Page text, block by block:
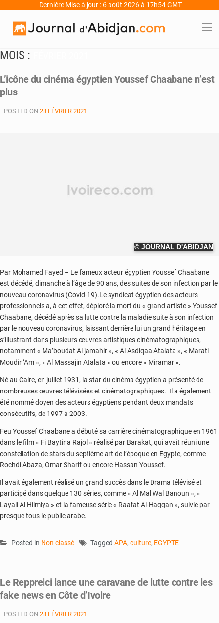
Dernière Mise à jour : 6 août 2026 à 17h54 GMT
MOIS :
L’icône du cinéma égyptien Youssef Chaabane n’est
plus
POSTED ON 28 FÉVRIER 2021
© JOURNAL D'ABIDJAN
Par Mohamed Fayed – Le fameux acteur égyptien Youssef Chaabane
est décédé, dimanche à l’âge de 90 ans, des suites de son infection par le
nouveau coronavirus (Covid-19).Le syndicat égyptien des acteurs
professionnels a, à cet effet, déploré la mort du « grand artiste » Youssef
Chaabane, décédé après sa lutte contre la maladie suite à son infection
par le nouveau coronavirus, laissant derrière lui un grand héritage en
s’illustrant dans plusieurs œuvres artistiques cinématographiques,
notamment « Ma’boudat Al jamahir », « Al Asdiqaa Atalata », « Marati
Moudir ‘Am », « Al Massajin Atalata » ou encore « Miramar ».
Né au Caire, en juillet 1931, la star du cinéma égyptien a présenté de
nombreuses œuvres télévisées et cinématographiques. Il a également
été nommé doyen des acteurs égyptiens pendant deux mandats
consécutifs, de 1997 à 2003.
Feu Youssef Chaabane a débuté sa carrière cinématographique en 1961
dans le film « Fi Baytina Rajol » réalisé par Barakat, qui avait réuni une
constellation de stars du septième art de l’époque en Egypte, comme
Rochdi Abaza, Omar Sharif ou encore Hassan Youssef.
Il avait également réalisé un grand succès dans le Drama télévisé et
participé dans quelque 130 séries, comme « Al Mal Wal Banoun », «
Layali Al Hilmiya » et la fameuse série « Raafat Al-Haggan », suivie par
presque tous le public arabe.
Posted in Non classé Tagged APA, culture, EGYPTE
Le Repprelci lance une caravane de lutte contre les
fake news en Côte d’Ivoire
POSTED ON 28 FÉVRIER 2021